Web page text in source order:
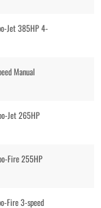
Jet 385HP 4-
Manual
Jet 265HP
Fire 255HP
Fire 3-speed